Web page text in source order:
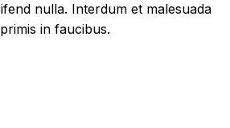
nulla. Interdum et malesuada
in faucibus.